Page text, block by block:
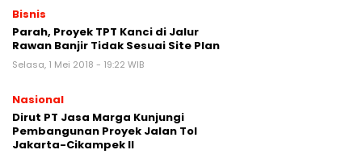
Bisnis
Parah, Proyek TPT Kanci di Jalur
Rawan Banjir Tidak Sesuai Site Plan
Selasa, 1 Mei 2018 - 19:22 WIB
Nasional
Dirut PT Jasa Marga Kunjungi
Pembangunan Proyek Jalan Tol
Jakarta-Cikampek II